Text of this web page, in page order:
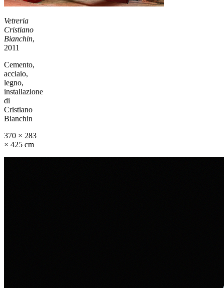
Vetreria
Cristiano
Bianchin,
2011
Cemento,
acciaio,
legno,
installazione
di
Cristiano
Bianchin
370 × 283
× 425 cm